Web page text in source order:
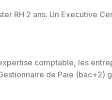
RH 2 ans. Un Executive
comptable, les
de Paie (bac+2)